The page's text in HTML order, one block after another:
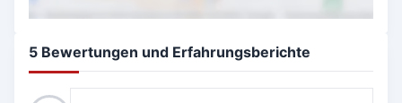
5 Bewertungen und Erfahrungsberichte